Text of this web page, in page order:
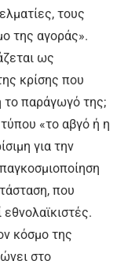
τους
της αγοράς».
ως
κρίσης που
το παράγωγό της;
«το αβγό ή η
για την
που
κόσμο της
στο